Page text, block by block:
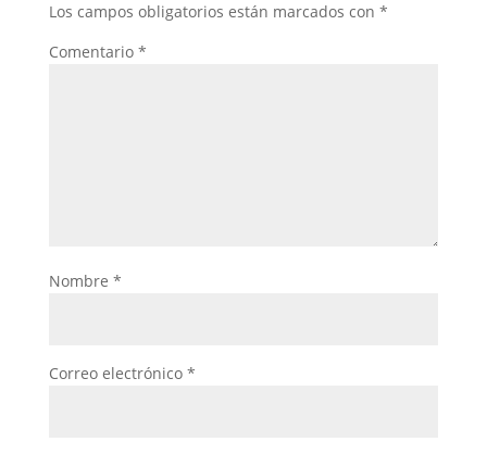
Los campos obligatorios están marcados con *
Comentario *
Nombre *
Correo electrónico *